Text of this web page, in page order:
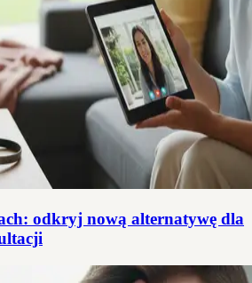
odkryj nową alternatywę dla